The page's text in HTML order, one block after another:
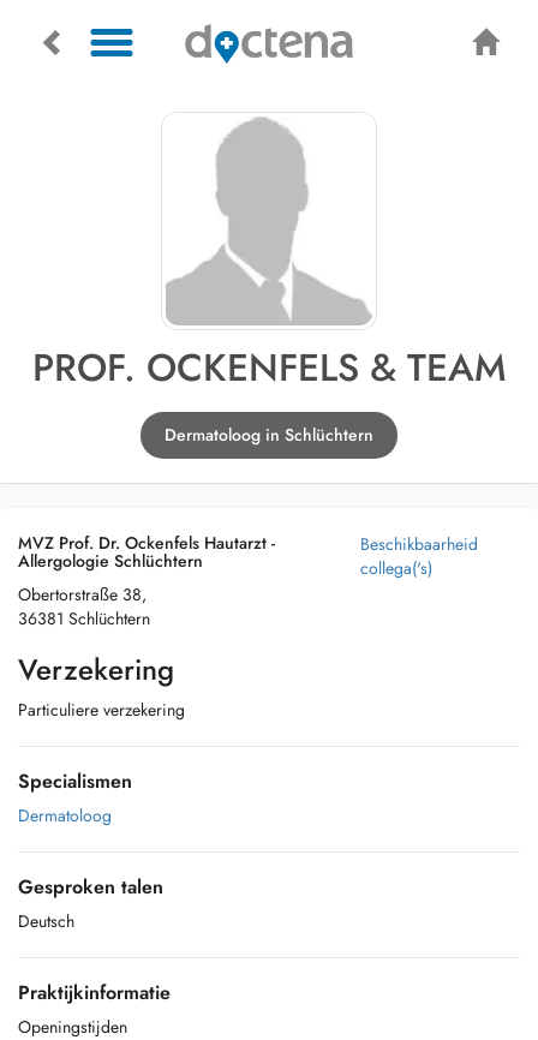
PROF. OCKENFELS & TEAM
Dermatoloog in Schlüchtern
MVZ Prof. Dr. Ockenfels Hautarzt -
Allergologie Schlüchtern
Obertorstraße 38,
36381 Schlüchtern
Verzekering
Particuliere verzekering
Beschikbaarheid
collega('s)
Specialismen
Dermatoloog
Gesproken talen
Deutsch
Praktijkinformatie
Openingstijden